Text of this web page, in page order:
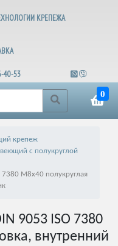
КРЕПЕЖА
40-53
0
крепеж
с полукруглой
7380 М8х40 полукруглая
9053 ISO 7380
внутренний